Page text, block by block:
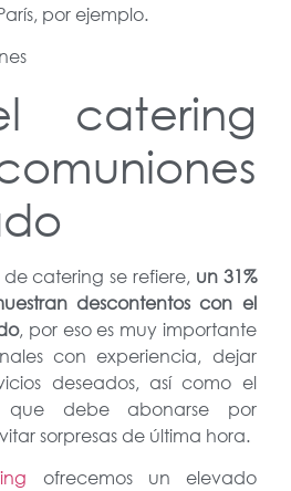
por ejemplo.
catering
catering se refiere, un 31%
descontentos con el
, por eso es muy importante
con experiencia, dejar
deseados, así como el
que debe abonarse por
sorpresas de última hora.
ofrecemos un elevado